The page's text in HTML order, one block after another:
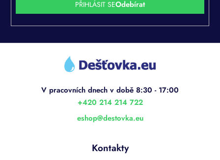
PŘIHLÁSIT SE
Z
eshop@destovka.eu
+420 214 214 722
Kontakty